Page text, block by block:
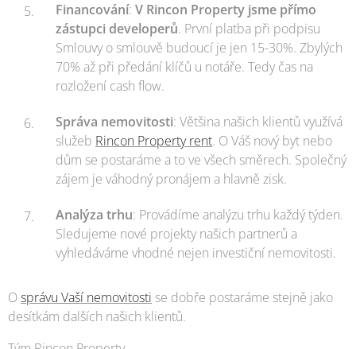
Financování: V Rincon Property jsme přímo
zástupci developerů. První platba při podpisu
Smlouvy o smlouvě budoucí je jen 15-30%. Zbylých
70% až při předání klíčů u notáře. Tedy čas na
rozložení cash flow.
Správa nemovitosti: Většina našich klientů využívá
služeb Rincon Property rent. O Váš nový byt nebo
dům se postaráme a to ve všech směrech. Společný
zájem je váhodný pronájem a hlavně zisk.
Analýza trhu: Provádíme analýzu trhu každý týden.
Sledujeme nové projekty našich partnerů a
vyhledáváme vhodné nejen investiční nemovitosti.
O správu Vaší nemovitosti se dobře postaráme stejně jako
desítkám dalších našich klientů.